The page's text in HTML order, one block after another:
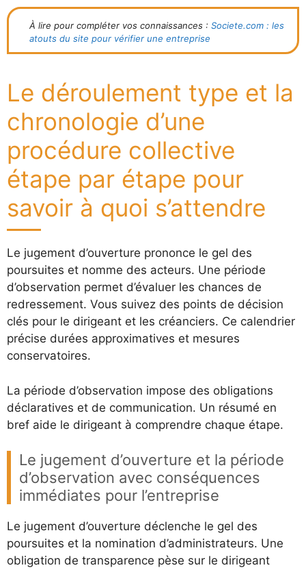
À lire pour compléter vos connaissances : Societe.com : les
atouts du site pour vérifier une entreprise
Le déroulement type et la
chronologie d’une
procédure collective
étape par étape pour
savoir à quoi s’attendre
Le jugement d’ouverture prononce le gel des
poursuites et nomme des acteurs. Une période
d’observation permet d’évaluer les chances de
redressement. Vous suivez des points de décision
clés pour le dirigeant et les créanciers. Ce calendrier
précise durées approximatives et mesures
conservatoires.
La période d’observation impose des obligations
déclaratives et de communication. Un résumé en
bref aide le dirigeant à comprendre chaque étape.
Le jugement d’ouverture et la période
d’observation avec conséquences
immédiates pour l’entreprise
Le jugement d’ouverture déclenche le gel des
poursuites et la nomination d’administrateurs. Une
obligation de transparence pèse sur le dirigeant